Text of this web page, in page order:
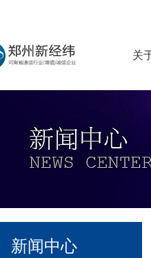
关
新闻中心